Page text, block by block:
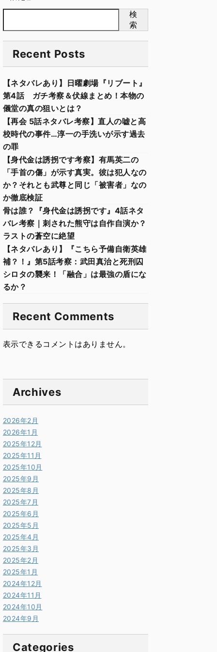
検
索
Recent Posts
【ネタバレあり】日曜劇場『リブート』
第4話 ガチ考察＆伏線まとめ！本物の
儀堂の真の狙いとは？
【再会 5話ネタバレ考察】直人の嘘と高
校時代の事件…淳一の手洗いが示す過去
の罪
【身代金は誘拐です考察】有馬英二の
「手首の傷」が示す真実。彼は犯人なの
か？それとも武尊と同じ「被害者」なの
か徹底検証
骨は誰？『身代金は誘拐です』4話ネタ
バレ考察｜刺された熊守は自作自演か？
ラストの蒼空に絶望
【ネタバレあり】『こちら予備自衛英雄
補？！』第5話考察：武田真治と死刑囚
シロタの襲来！「融合」は最強の盾にな
るか？
Recent Comments
表示できるコメントはありません。
Archives
2026年2月
2026年1月
2025年12月
2025年11月
2025年10月
2025年9月
2025年8月
2025年7月
2025年6月
2025年5月
2025年4月
2025年3月
2025年2月
2025年1月
2024年12月
2024年11月
2024年10月
2024年9月
Categories